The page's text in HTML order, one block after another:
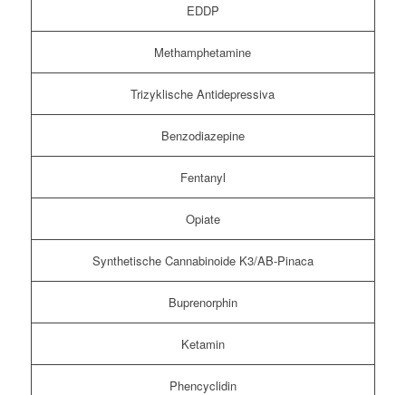
EDDP
Methamphetamine
Trizyklische Antidepressiva
Benzodiazepine
Fentanyl
Opiate
Synthetische Cannabinoide K3/AB-Pinaca
Buprenorphin
Ketamin
Phencyclidin